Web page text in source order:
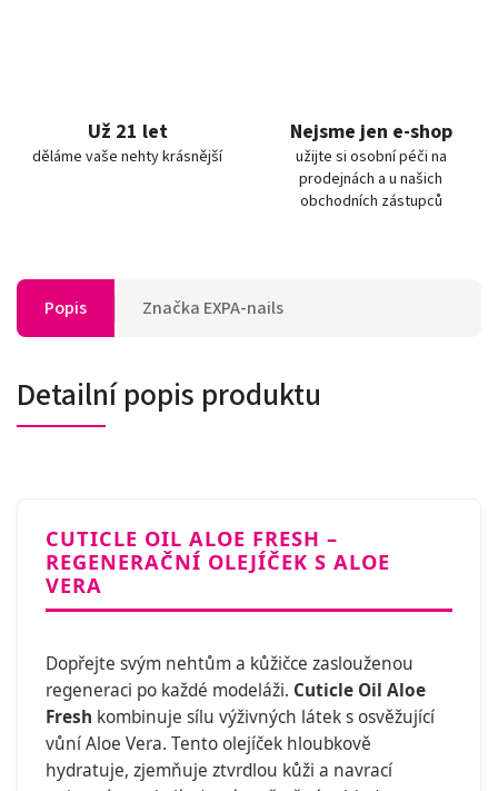
Už 21 let
děláme vaše nehty krásnější
Nejsme jen e-shop
užijte si osobní péči na
prodejnách a u našich
obchodních zástupců
Popis Značka EXPA-nails
Detailní popis produktu
CUTICLE OIL ALOE FRESH –
REGENERAČNÍ OLEJÍČEK S ALOE
VERA
Dopřejte svým nehtům a kůžičce zaslouženou
regeneraci po každé modeláži. Cuticle Oil Aloe
Fresh kombinuje sílu výživných látek s osvěžující
vůní Aloe Vera. Tento olejíček hloubkově
hydratuje, zjemňuje ztvrdlou kůži a navrací